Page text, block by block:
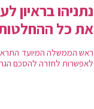
נתניהו בראיון
את כל
ראש הממשלה המיועד
לאפשרות לחזרה להסכם